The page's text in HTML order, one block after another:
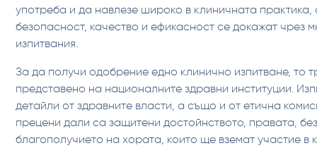
употреба и да навлезе широко в клиничната практика,
безопасност, качество и ефикасност се докажат чрез
изпитвания.
За да получи одобрение едно клинично изпитване, то
представено на националните здравни институции.
детайли от здравните власти, а също и от етична
прецени дали са защитени достойнството, правата,
благополучието на хората, които ще вземат участие в